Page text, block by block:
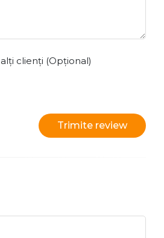
clienți (Opțional)
Trimite review